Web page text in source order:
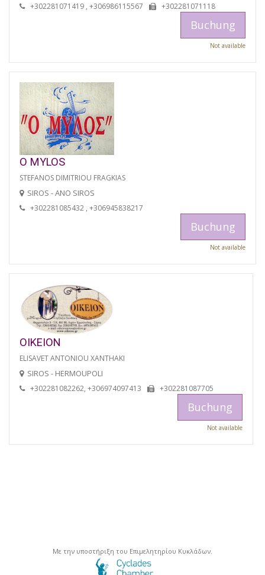
+302281071419 , +306986115567 +302281071118
Buchung
Not available
O MYLOS
STEFANOS DIMITRIOU FRAGKIAS
SIROS - ANO SIROS
+302281085432 , +306945838217
Buchung
Not available
OIKEION
ELISAVET ANTONIOU XANTHAKI
SIROS - HERMOUPOLI
+302281082262, +306974097413 +302281087705
Buchung
Not available
Με την υποστήριξη του Επιμελητηρίου Κυκλάδων.